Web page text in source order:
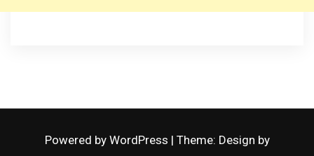
Powered by WordPress | Theme: Design by